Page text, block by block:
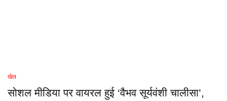
खेल
सोशल मीडिया पर वायरल हुई ‘वैभव सूर्यवंशी चालीसा’,